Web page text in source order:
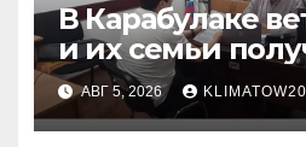
В Карабулаке
и их семьи
консультации в
приема
АВГ 5, 2026